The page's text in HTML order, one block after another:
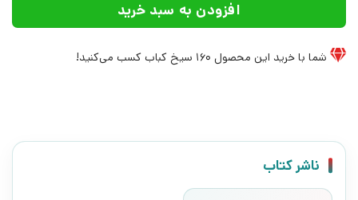
افزودن به سبد خرید
شما با خرید این محصول 160 سیخ کباب کسب می‌کنید!
ناشر کتاب